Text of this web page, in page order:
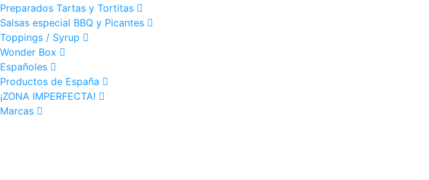
Preparados Tartas y Tortitas
Salsas especial BBQ y Picantes
Toppings / Syrup
Wonder Box
Españoles
Productos de España
¡ZONA IMPERFECTA!
Marcas